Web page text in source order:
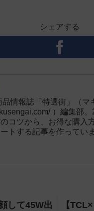
シェアする
情報誌「特選街」（
）編集部
コツから、お得な購入
トする記事を作っていま
して45W出
【